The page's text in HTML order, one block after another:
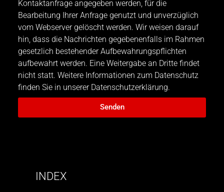
Kontaktanfrage angegeben werden, für die
Bearbeitung Ihrer Anfrage genutzt und unverzüglich
vom Webserver gelöscht werden. Wir weisen darauf
hin, dass die Nachrichten gegebenenfalls im Rahmen
gesetzlich bestehender Aufbewahrungspflichten
aufbewahrt werden. Eine Weitergabe an Dritte findet
nicht statt. Weitere Informationen zum Datenschutz
finden Sie in unserer Datenschutzerklärung.
Senden
INDEX